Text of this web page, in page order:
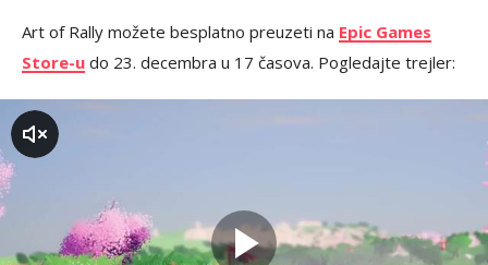
Art of Rally možete besplatno preuzeti na Epic Games
Store-u do 23. decembra u 17 časova. Pogledajte trejler: